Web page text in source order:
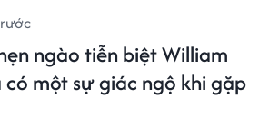
ngào tiễn biệt William
một sự giác ngộ khi gặp